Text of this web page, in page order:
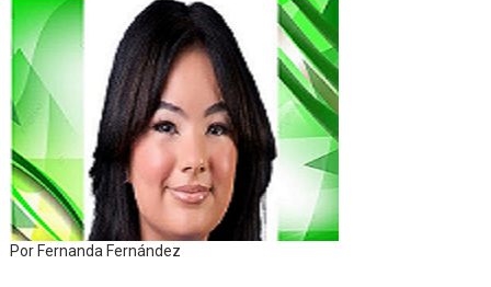
Por Fernanda Fernández